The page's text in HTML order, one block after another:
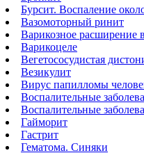
Бурсит. Воспаление
Вазомоторный ринит
Варикозное расширение
Варикоцеле
Вегетососудистая
Везикулит
Вирус папилломы
Воспалительные
Воспалительные
Гайморит
Гастрит
Гематома. Синяки